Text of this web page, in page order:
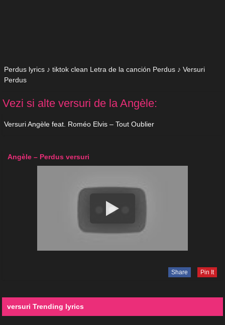
Perdus lyrics ♪ tiktok clean Letra de la canción Perdus ♪ Versuri
Perdus
Vezi si alte versuri de la Angèle:
Versuri Angèle feat. Roméo Elvis – Tout Oublier
Angèle – Perdus versuri
Share Pin It
versuri Trending lyrics